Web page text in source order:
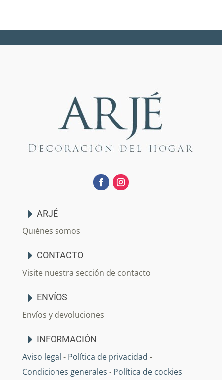
ARJÉ
Quiénes somos
CONTACTO
Visite nuestra sección de contacto
ENVÍOS
Envíos y devoluciones
INFORMACIÓN
Aviso legal - Política de privacidad -
Condiciones generales - Política de cookies